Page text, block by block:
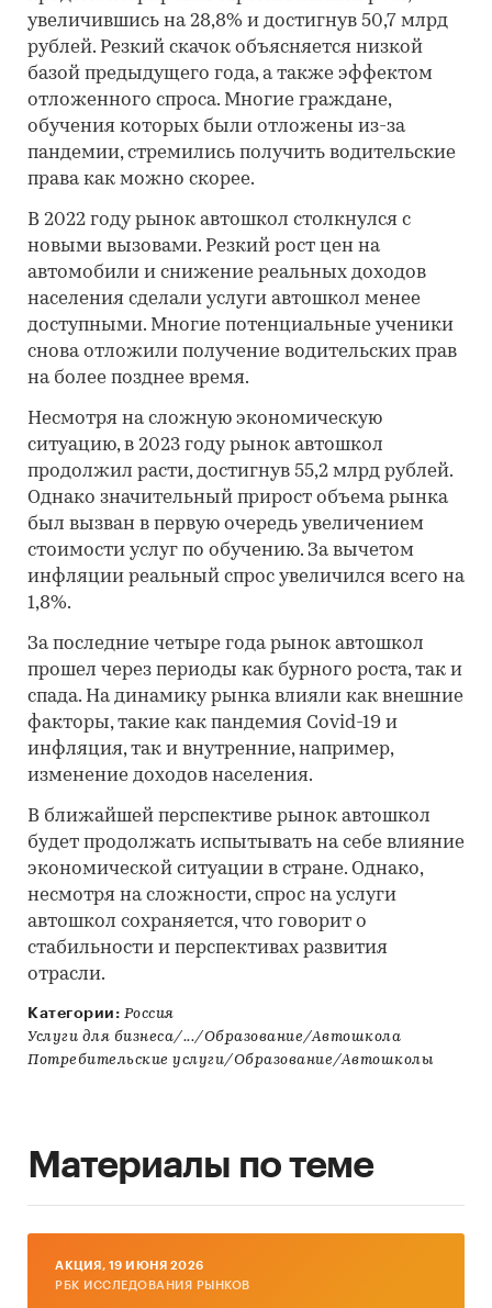
увеличившись на 28,8% и достигнув 50,7 млрд
рублей. Резкий скачок объясняется низкой
базой предыдущего года, а также эффектом
отложенного спроса. Многие граждане,
обучения которых были отложены из-за
пандемии, стремились получить водительские
права как можно скорее.
В 2022 году рынок автошкол столкнулся с
новыми вызовами. Резкий рост цен на
автомобили и снижение реальных доходов
населения сделали услуги автошкол менее
доступными. Многие потенциальные ученики
снова отложили получение водительских прав
на более позднее время.
Несмотря на сложную экономическую
ситуацию, в 2023 году рынок автошкол
продолжил расти, достигнув 55,2 млрд рублей.
Однако значительный прирост объема рынка
был вызван в первую очередь увеличением
стоимости услуг по обучению. За вычетом
инфляции реальный спрос увеличился всего на
1,8%.
За последние четыре года рынок автошкол
прошел через периоды как бурного роста, так и
спада. На динамику рынка влияли как внешние
факторы, такие как пандемия Covid-19 и
инфляция, так и внутренние, например,
изменение доходов населения.
В ближайшей перспективе рынок автошкол
будет продолжать испытывать на себе влияние
экономической ситуации в стране. Однако,
несмотря на сложности, спрос на услуги
автошкол сохраняется, что говорит о
стабильности и перспективах развития
отрасли.
Категории: Россия
Услуги для бизнеса/.../Образование/Автошкола
Потребительские услуги/Образование/Автошколы
Материалы по теме
AКЦИЯ, 19 ИЮНЯ 2026
РБК ИССЛЕДОВАНИЯ РЫНКОВ